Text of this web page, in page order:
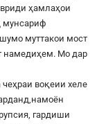
ҳамлаҳои
мунсариф
муттакои мост
намедиҳем. Мо дар
воқеии хеле
гардиши